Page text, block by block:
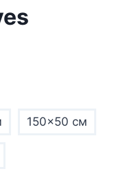
150x50 см